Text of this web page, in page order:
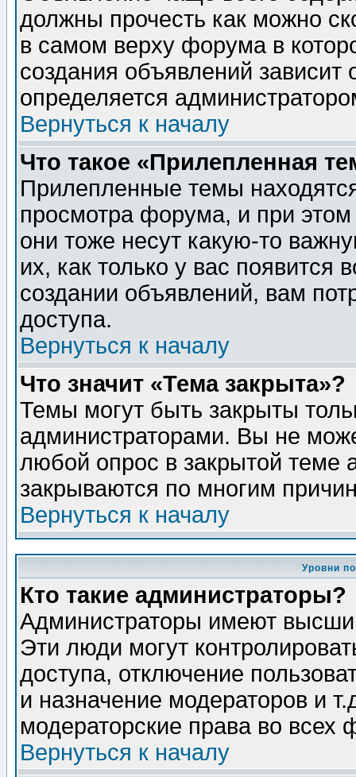
должны прочесть как можно
в самом верху форума в
создания объявлений зависит
определяется
Вернуться к началу
Что такое «Прилепленная
Прилепленные темы
просмотра форума, и при
они тоже несут какую-то
их, как только у вас появится
создании объявлений, вам
доступа.
Вернуться к началу
Что значит «Тема закрыта»?
Темы могут быть закрыты
администраторами. Вы не
любой опрос в закрытой теме
закрываются по многим
Вернуться к началу
Уровни
Кто такие администраторы?
Администраторы имеют
Эти люди могут
доступа, отключение
и назначение модераторов и
модераторские права во всех
Вернуться к началу